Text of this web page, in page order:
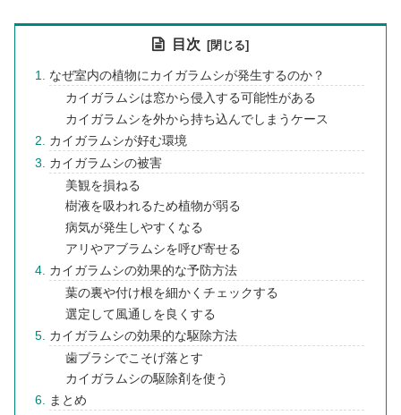
目次
なぜ室内の植物にカイガラムシが発生するのか？
カイガラムシは窓から侵入する可能性がある
カイガラムシを外から持ち込んでしまうケース
カイガラムシが好む環境
カイガラムシの被害
美観を損ねる
樹液を吸われるため植物が弱る
病気が発生しやすくなる
アリやアブラムシを呼び寄せる
カイガラムシの効果的な予防方法
葉の裏や付け根を細かくチェックする
選定して風通しを良くする
カイガラムシの効果的な駆除方法
歯ブラシでこそげ落とす
カイガラムシの駆除剤を使う
まとめ